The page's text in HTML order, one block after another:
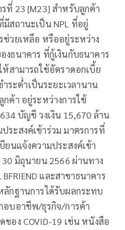
ที่ 23 [M23] สำหรับลูกค้า
สถานะเป็น NPL ที่อยู่
ช่วยเหลือ หรืออยู่ระหว่าง
งธนาคาร ที่กู้เงินกับธนาคาร
สามารถใช้อัตราดอกเบี้ย
ระต่ำเป็นระยะเวลานาน
ค้า อยู่ระหว่างการใช้
บัญชี วงเงิน 15,670 ล้าน
ระสงค์เข้าร่วม มาตรการที่
ยนแจ้งความประสงค์เข้า
มิถุนายน 2566 ผ่านทาง
และสาขาธนาคาร
ลักฐานการได้รับผลกระทบ
อบอาชีพ/ธุรกิจ/การค้า
ของ COVID-19 เช่น หนังสือ